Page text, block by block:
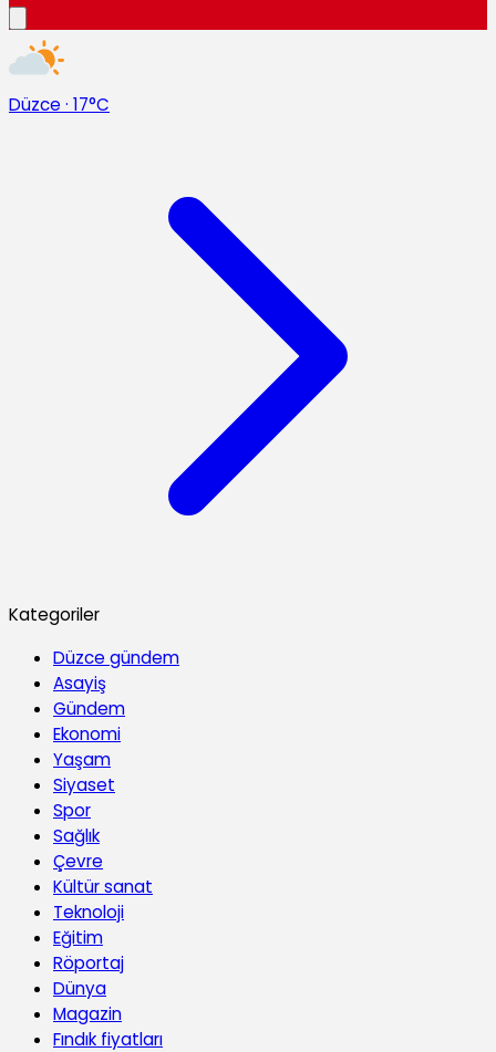
Düzce · 17°C
Kategoriler
Düzce gündem
Asayiş
Gündem
Ekonomi
Yaşam
Siyaset
Spor
Sağlık
Çevre
Kültür sanat
Teknoloji
Eğitim
Röportaj
Dünya
Magazin
Fındık fiyatları